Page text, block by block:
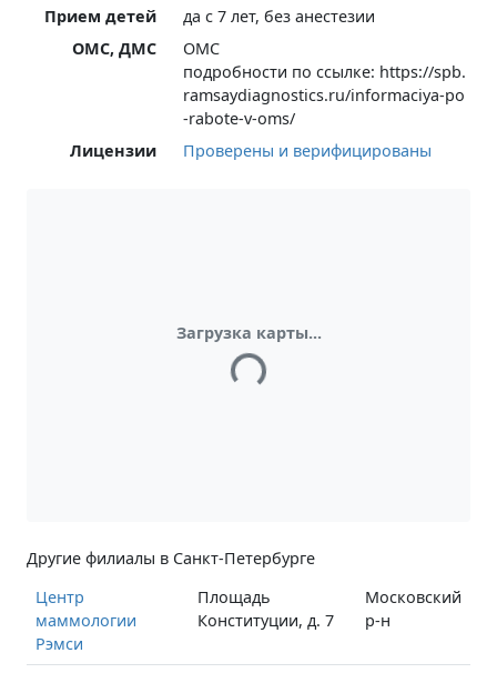
Прием детей
да с 7 лет, без анестезии
ОМС, ДМС
ОМС
подробности по ссылке: https://spb.
ramsaydiagnostics.ru/informaciya-po
-rabote-v-oms/
Лицензии
Проверены и верифицированы
Загрузка карты...
Другие филиалы в Санкт-Петербурге
Центр
маммологии
Рэмси
Площадь
Конституции, д. 7
Московский
р-н